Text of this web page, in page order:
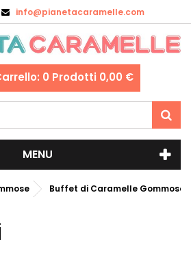
info@pianetacaramelle.com
0 Prodotti 0,00 €
MENU
Buffet di Caramelle Gommose